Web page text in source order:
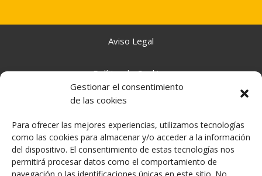
Gestionar el consentimiento
de las cookies
Para ofrecer las mejores experiencias, utilizamos tecnologías
como las cookies para almacenar y/o acceder a la información
del dispositivo. El consentimiento de estas tecnologías nos
permitirá procesar datos como el comportamiento de
Aviso Legal
Política de Cookies
Política de Privacidad
Declaración de Accesibilidad